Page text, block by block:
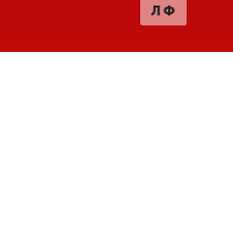
Студенческая
ЛФ